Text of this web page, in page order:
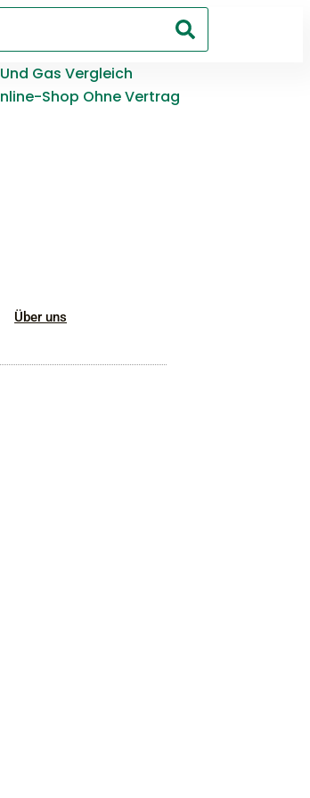
Gas Vergleich
Shop Ohne Vertrag
Über uns